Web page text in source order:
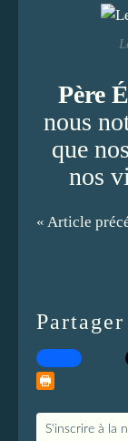
Père
nous
que
nos
« Article
S'inscrire à la